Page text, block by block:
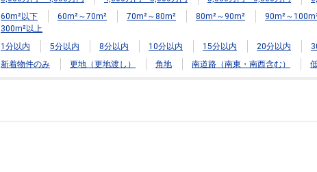
60m²以下 60m²～70m² 70m²～80m² 80m²～90m² 90m²～
300m²以上
1分以内 5分以内 8分以内 10分以内 15分以内 20分以内
新着物件のみ 更地（更地渡し） 角地 南道路（南東・南西含む）